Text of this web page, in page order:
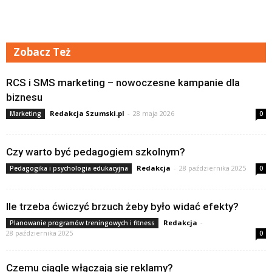
Zobacz Też
RCS i SMS marketing – nowoczesne kampanie dla
biznesu
Marketing Redakcja Szumski.pl - 28 maja 2026 0
Czy warto być pedagogiem szkolnym?
Pedagogika i psychologia edukacyjna Redakcja - 28 października 2025 0
Ile trzeba ćwiczyć brzuch żeby było widać efekty?
Planowanie programów treningowych i fitness Redakcja -
28 października 2025
0
Czemu ciągle włączają się reklamy?